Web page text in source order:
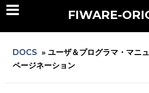
FIWARE-
DOCS » ユーザ＆プログラマ・マニ
ページネーション